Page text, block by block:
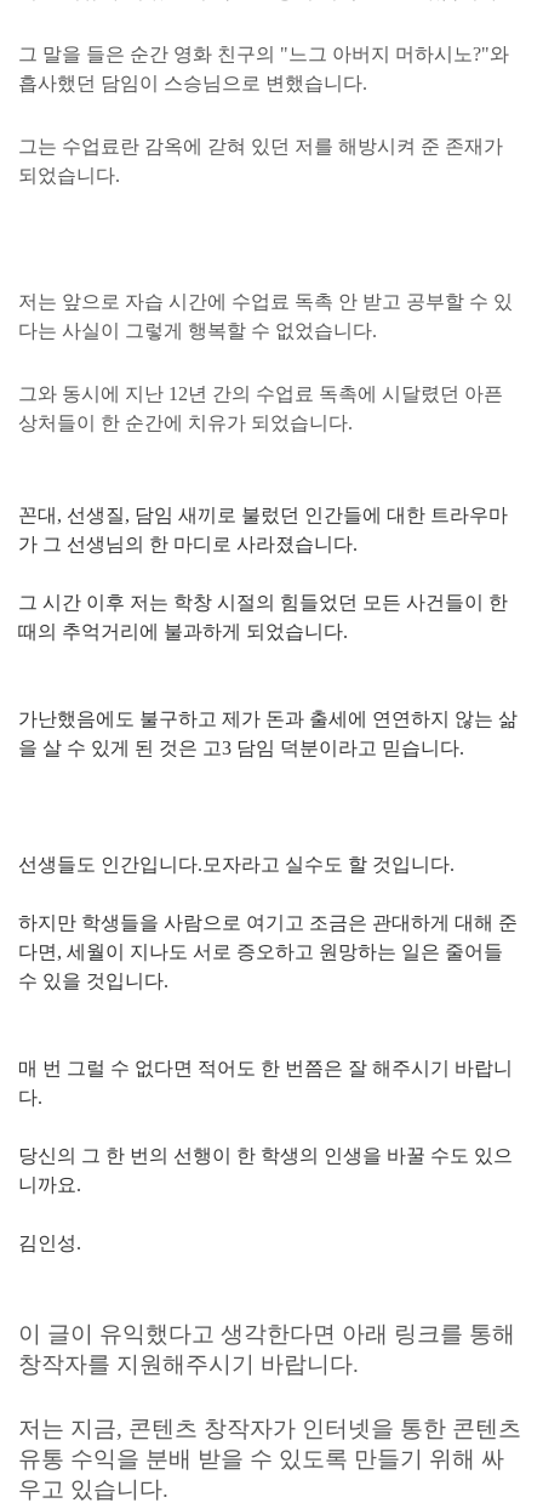
그 말을 들은 순간 영화 친구의 "느그 아버지 머하시노?"와
흡사했던 담임이 스승님으로 변했습니다.
그는 수업료란 감옥에 갇혀 있던 저를 해방시켜 준 존재가
되었습니다.
저는 앞으로 자습 시간에 수업료 독촉 안 받고 공부할 수 있
다는 사실이 그렇게 행복할 수 없었습니다.
그와 동시에 지난 12년 간의 수업료 독촉에 시달렸던 아픈
상처들이 한 순간에 치유가 되었습니다.
꼰대, 선생질, 담임 새끼로 불렀던 인간들에 대한 트라우마
가 그 선생님의 한 마디로 사라졌습니다.
그 시간 이후 저는 학창 시절의 힘들었던 모든 사건들이 한
때의 추억거리에 불과하게 되었습니다.
가난했음에도 불구하고 제가 돈과 출세에 연연하지 않는 삶
을 살 수 있게 된 것은 고3 담임 덕분이라고 믿습니다.
선생들도 인간입니다. 모자라고 실수도 할 것입니다.
하지만 학생들을 사람으로 여기고 조금은 관대하게 대해 준
다면, 세월이 지나도 서로 증오하고 원망하는 일은 줄어들
수 있을 것입니다.
매 번 그럴 수 없다면 적어도 한 번쯤은 잘 해주시기 바랍니
다.
당신의 그 한 번의 선행이 한 학생의 인생을 바꿀 수도 있으
니까요.
김인성.
이 글이 유익했다고 생각한다면 아래 링크를 통해
창작자를 지원해주시기 바랍니다.
저는 지금, 콘텐츠 창작자가 인터넷을 통한 콘텐츠
유통 수익을 분배 받을 수 있도록 만들기 위해 싸
우고 있습니다.